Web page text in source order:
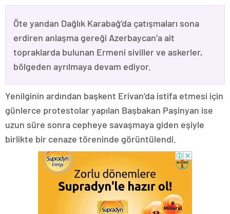
Öte yandan Dağlık Karabağ’da çatışmaları sona
erdiren anlaşma gereği Azerbaycan’a ait
topraklarda bulunan Ermeni siviller ve askerler,
bölgeden ayrılmaya devam ediyor.
Yenilginin ardından başkent Erivan’da istifa etmesi için
günlerce protestolar yapılan Başbakan Paşinyan ise
uzun süre sonra cepheye savaşmaya giden eşiyle
birlikte bir cenaze töreninde görüntülendi.